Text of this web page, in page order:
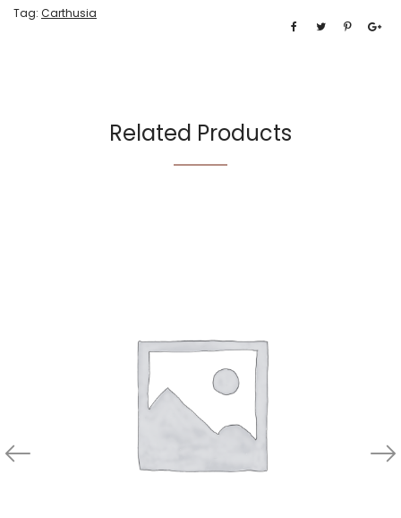
Tag: Carthusia
Related Products